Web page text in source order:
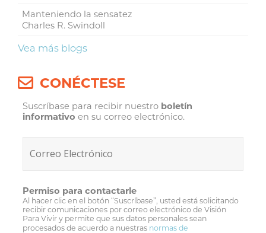
Manteniendo la sensatez
Charles R. Swindoll
Vea más blogs
CONÉCTESE
Suscríbase para recibir nuestro boletín
informativo en su correo electrónico.
Permiso para contactarle
Al hacer clic en el botón “Suscríbase”, usted está solicitando
recibir comunicaciones por correo electrónico de Visión
Para Vivir y permite que sus datos personales sean
procesados de acuerdo a nuestras normas de